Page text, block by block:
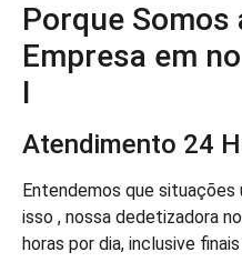
Porque Somos
Empresa em
I
Atendimento 24
Entendemos que
isso , nossa dedetizadora
horas por dia, inclusive